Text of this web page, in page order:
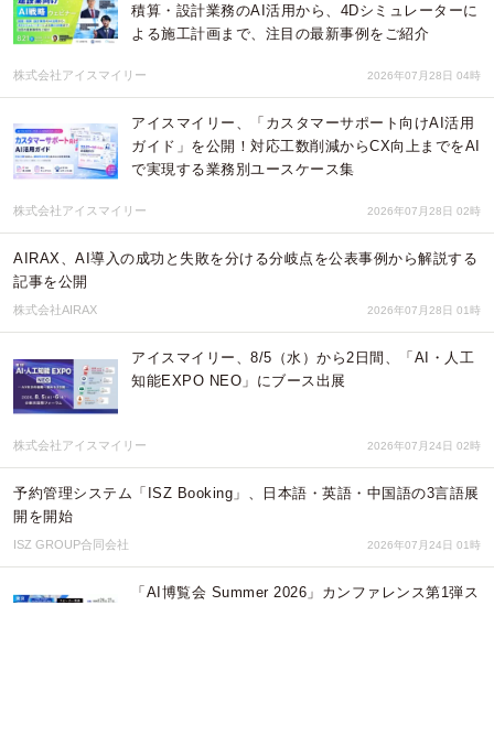
積算・設計業務のAI活用から、4Dシミュレーターに
よる施工計画まで、注目の最新事例をご紹介
株式会社アイスマイリー 2026年07月28日 04時
アイスマイリー、「カスタマーサポート向けAI活用
ガイド」を公開！対応工数削減からCX向上までをAI
で実現する業務別ユースケース集
株式会社アイスマイリー 2026年07月28日 02時
AIRAX、AI導入の成功と失敗を分ける分岐点を公表事例から解説する
記事を公開
株式会社AIRAX 2026年07月28日 01時
アイスマイリー、8/5（水）から2日間、「AI・人工
知能EXPO NEO」にブース出展
株式会社アイスマイリー 2026年07月24日 02時
予約管理システム「ISZ Booking」、日本語・英語・中国語の3言語展
開を開始
ISZ GROUP合同会社 2026年07月24日 01時
「AI博覧会 Summer 2026」カンファレンス第1弾ス